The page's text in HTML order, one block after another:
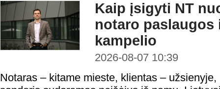
Kaip įsigyti NT
notaro
kampelio
2026-08-07 10:39
Notaras – kitame mieste, klientas –